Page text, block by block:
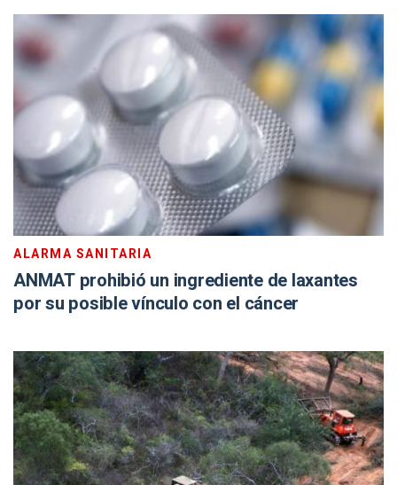
ALARMA SANITARIA
ANMAT prohibió un ingrediente de laxantes
por su posible vínculo con el cáncer